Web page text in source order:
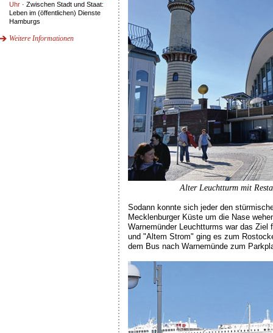
Uhr · Zwischen Stadt und Staat:
Leben im (öffentlichen) Dienste
Hamburgs
Weitere Informationen
Alter Leuchtturm mit
Sodann konnte sich jeder den
Mecklenburger Küste um die Nase
Warnemünder Leuchtturms war das
und "Altem Strom" ging es zum
dem Bus nach Warnemünde zum